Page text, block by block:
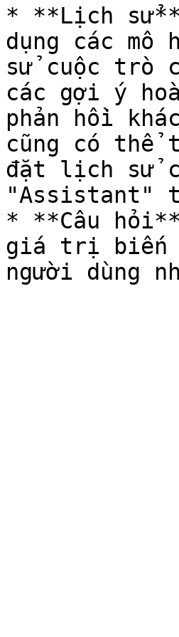
* **Lịch
dụng các
sử cuộc trò
các gợi ý
phản hồi
cũng có
đặt lịch sử
"Assistant"
* **Câu
giá trị biến